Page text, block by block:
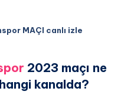
MAÇI canlı izle
2023 maçı ne
kanalda?